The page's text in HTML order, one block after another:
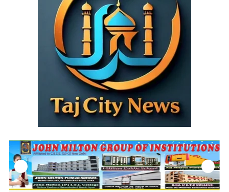
Taj City News